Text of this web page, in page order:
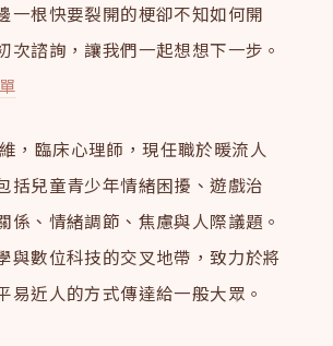
一根快要裂開的梗卻不知如何開
次諮詢，讓我們一起想想下一步。
，臨床心理師，現任職於暖流人
括兒童青少年情緒困擾、遊戲治
係、情緒調節、焦慮與人際議題。
與數位科技的交叉地帶，致力於將
易近人的方式傳達給一般大眾。